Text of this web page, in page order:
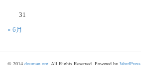
31
« 6月
© 2014 douman.org . All Rights Reserved. Powered by WordPress